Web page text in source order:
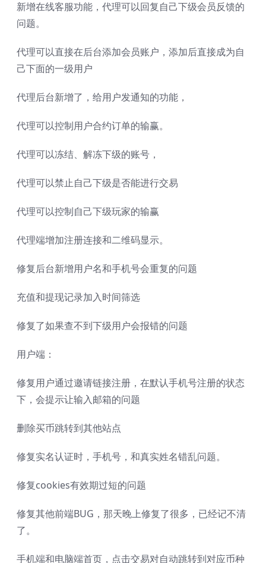
新增在线客服功能，代理可以回复自己下级会员反馈的
问题。
代理可以直接在后台添加会员账户，添加后直接成为自
己下面的一级用户
代理后台新增了，给用户发通知的功能，
代理可以控制用户合约订单的输赢。
代理可以冻结、解冻下级的账号，
代理可以禁止自己下级是否能进行交易
代理可以控制自己下级玩家的输赢
代理端增加注册连接和二维码显示。
修复后台新增用户名和手机号会重复的问题
充值和提现记录加入时间筛选
修复了如果查不到下级用户会报错的问题
用户端：
修复用户通过邀请链接注册，在默认手机号注册的状态
下，会提示让输入邮箱的问题
删除买币跳转到其他站点
修复实名认证时，手机号，和真实姓名错乱问题。
修复cookies有效期过短的问题
修复其他前端BUG，那天晚上修复了很多，已经记不清
了。
手机端和电脑端首页，点击交易对自动跳转到对应币种